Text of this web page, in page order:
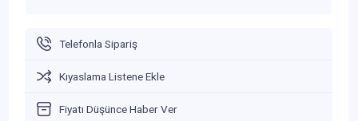
Telefonla Sipariş
Kıyaslama Listene Ekle
Fiyatı Düşünce Haber Ver